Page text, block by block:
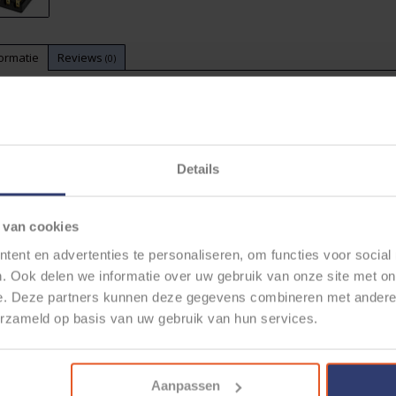
Details
cookies
en advertenties te personaliseren, om functies voor social
Ook delen we informatie over uw gebruik van onze site met
Deze partners kunnen deze gegevens combineren met
op basis van uw gebruik van hun services.
Aanpassen
Reviews (0)
met 4-posities voor keramische- of
de handige transparante deksel heb je direct zicht op de
voor zekeringen van 5A. t/m 40A.